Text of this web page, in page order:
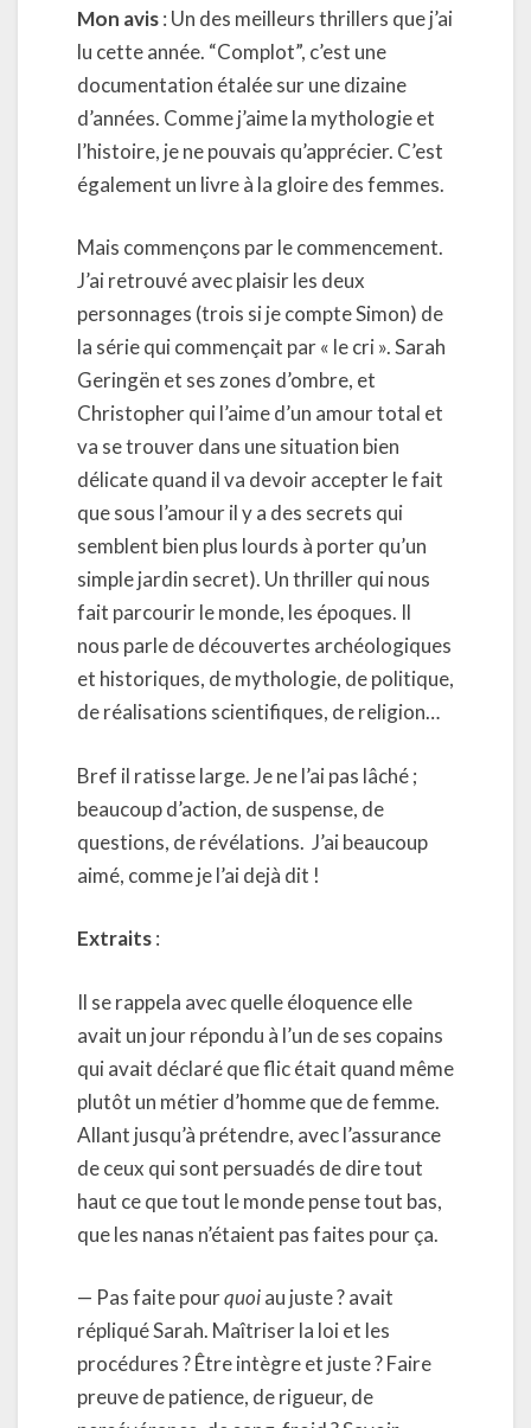
Mon avis: Un des meilleurs thrillers que j’ai
lu cette année. “Complot”, c’est une
documentation étalée sur une dizaine
d’années. Comme j’aime la mythologie et
l’histoire, je ne pouvais qu’apprécier. C’est
également un livre à la gloire des femmes.
Mais commençons par le commencement.
J’ai retrouvé avec plaisir les deux
personnages (trois si je compte Simon) de
la série qui commençait par « le cri ». Sarah
Geringën et ses zones d’ombre, et
Christopher qui l’aime d’un amour total et
va se trouver dans une situation bien
délicate quand il va devoir accepter le fait
que sous l’amour il y a des secrets qui
semblent bien plus lourds à porter qu’un
simple jardin secret). Un thriller qui nous
fait parcourir le monde, les époques. Il
nous parle de découvertes archéologiques
et historiques, de mythologie, de politique,
de réalisations scientifiques, de religion…
Bref il ratisse large. Je ne l’ai pas lâché ;
beaucoup d’action, de suspense, de
questions, de révélations. J’ai beaucoup
aimé, comme je l’ai dejà dit !
Extraits:
Il se rappela avec quelle éloquence elle
avait un jour répondu à l’un de ses copains
qui avait déclaré que flic était quand même
plutôt un métier d’homme que de femme.
Allant jusqu’à prétendre, avec l’assurance
de ceux qui sont persuadés de dire tout
haut ce que tout le monde pense tout bas,
que les nanas n’étaient pas faites pour ça.
— Pas faite pourquoiau juste ? avait
répliqué Sarah. Maîtriser la loi et les
procédures ? Être intègre et juste ? Faire
preuve de patience, de rigueur, de